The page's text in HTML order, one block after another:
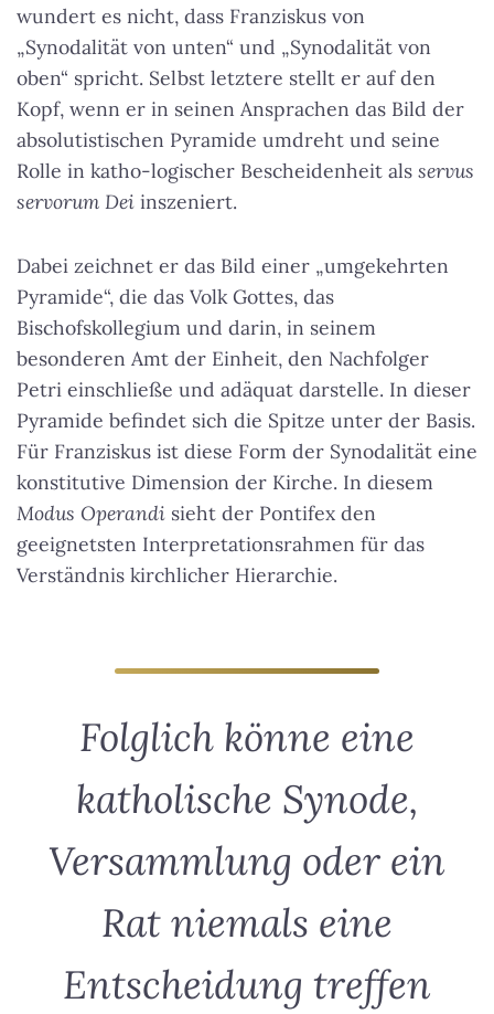
wundert es nicht, dass Franziskus von
„Synodalität von unten“ und „Synodalität von
oben“ spricht. Selbst letztere stellt er auf den
Kopf, wenn er in seinen Ansprachen das Bild der
absolutistischen Pyramide umdreht und seine
Rolle in katho-logischer Bescheidenheit als servus
servorum Dei inszeniert.
Dabei zeichnet er das Bild einer „umgekehrten
Pyramide“, die das Volk Gottes, das
Bischofskollegium und darin, in seinem
besonderen Amt der Einheit, den Nachfolger
Petri einschließe und adäquat darstelle. In dieser
Pyramide befindet sich die Spitze unter der Basis.
Für Franziskus ist diese Form der Synodalität eine
konstitutive Dimension der Kirche. In diesem
Modus Operandi sieht der Pontifex den
geeignetsten Interpretationsrahmen für das
Verständnis kirchlicher Hierarchie.
Folglich könne eine
katholische Synode,
Versammlung oder ein
Rat niemals eine
Entscheidung treffen